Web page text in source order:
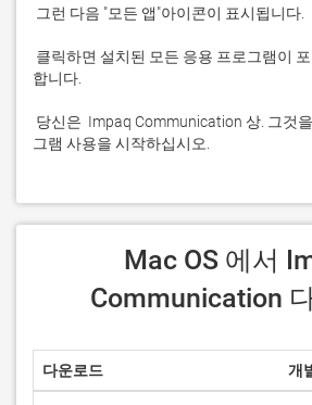
그램 사용을 시작하십시오.
Communication
다운로드 개